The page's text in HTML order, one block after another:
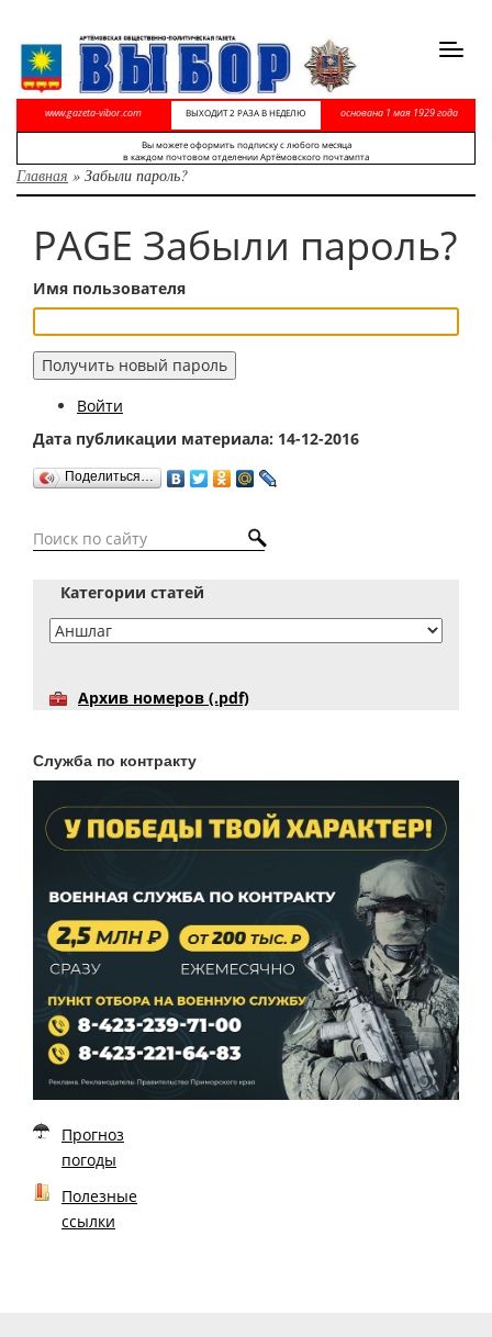
www.gazeta-vibor.com ВЫХОДИТ 2 РАЗА В НЕДЕЛЮ основана 1 мая 1929 года
Вы можете оформить подписку с любого месяца
в каждом почтовом отделении Артёмовского почтампта
Главная » Забыли пароль?
PAGE Забыли пароль?
Имя пользователя
Получить новый пароль
Войти
Дата публикации материала: 14-12-2016
Поделиться…
Категории статей
Архив номеров (.pdf)
Служба по контракту
Прогноз
погоды
Полезные
ссылки